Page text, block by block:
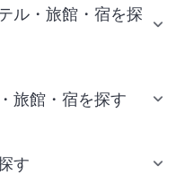
ル・旅館・宿を探
旅館・宿を探す
す